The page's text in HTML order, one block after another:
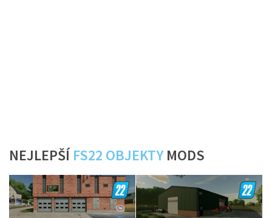
NEJLEPŠÍ FS22 OBJEKTYMODS